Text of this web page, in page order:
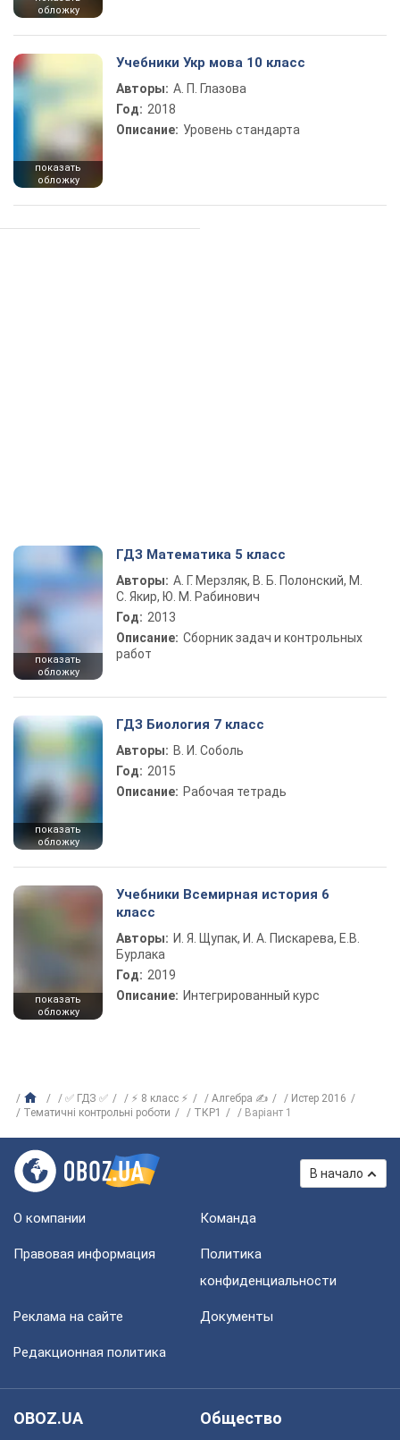
обложку
показать
обложку
Учебники Укр мова 10 класс
Авторы: А. П. Глазова
Год: 2018
Описание: Уровень стандарта
показать
обложку
ГДЗ Математика 5 класс
Авторы: А. Г. Мерзляк, В. Б. Полонский, М.
С. Якир, Ю. М. Рабинович
Год: 2013
Описание: Сборник задач и контрольных
работ
показать
обложку
ГДЗ Биология 7 класс
Авторы: В. И. Соболь
Год: 2015
Описание: Рабочая тетрадь
показать
обложку
Учебники Всемирная история 6
класс
Авторы: И. Я. Щупак, И. А. Пискарева, Е.В.
Бурлака
Год: 2019
Описание: Интегрированный курс
✅ ГДЗ ✅ ⚡ 8 класс ⚡ Алгебра ✍
Истер 2016
Тематичні контрольні роботи
ТКР1 Варіант 1
В начало
О компании Команда
Правовая информация
Политика
конфиденциальности
Реклама на сайте Документы
Редакционная политика
OBOZ.UA
Общество